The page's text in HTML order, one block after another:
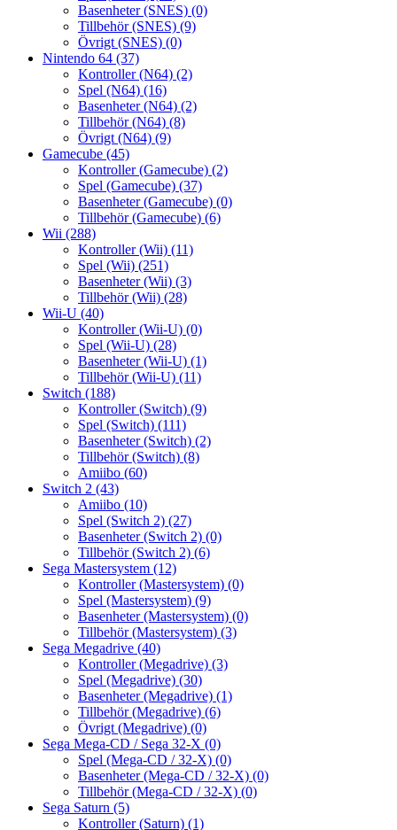
Basenheter (SNES) (0)
Tillbehör (SNES) (9)
Övrigt (SNES) (0)
Nintendo 64 (37)
Kontroller (N64) (2)
Spel (N64) (16)
Basenheter (N64) (2)
Tillbehör (N64) (8)
Övrigt (N64) (9)
Gamecube (45)
Kontroller (Gamecube) (2)
Spel (Gamecube) (37)
Basenheter (Gamecube) (0)
Tillbehör (Gamecube) (6)
Wii (288)
Kontroller (Wii) (11)
Spel (Wii) (251)
Basenheter (Wii) (3)
Tillbehör (Wii) (28)
Wii-U (40)
Kontroller (Wii-U) (0)
Spel (Wii-U) (28)
Basenheter (Wii-U) (1)
Tillbehör (Wii-U) (11)
Switch (188)
Kontroller (Switch) (9)
Spel (Switch) (111)
Basenheter (Switch) (2)
Tillbehör (Switch) (8)
Amiibo (60)
Switch 2 (43)
Amiibo (10)
Spel (Switch 2) (27)
Basenheter (Switch 2) (0)
Tillbehör (Switch 2) (6)
Sega Mastersystem (12)
Kontroller (Mastersystem) (0)
Spel (Mastersystem) (9)
Basenheter (Mastersystem) (0)
Tillbehör (Mastersystem) (3)
Sega Megadrive (40)
Kontroller (Megadrive) (3)
Spel (Megadrive) (30)
Basenheter (Megadrive) (1)
Tillbehör (Megadrive) (6)
Övrigt (Megadrive) (0)
Sega Mega-CD / Sega 32-X (0)
Spel (Mega-CD / 32-X) (0)
Basenheter (Mega-CD / 32-X) (0)
Tillbehör (Mega-CD / 32-X) (0)
Sega Saturn (5)
Kontroller (Saturn) (1)